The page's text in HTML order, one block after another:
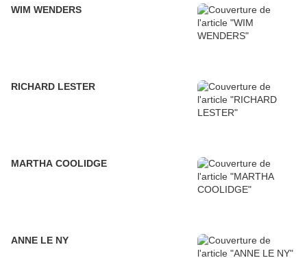
WIM WENDERS
RICHARD LESTER
MARTHA COOLIDGE
ANNE LE NY